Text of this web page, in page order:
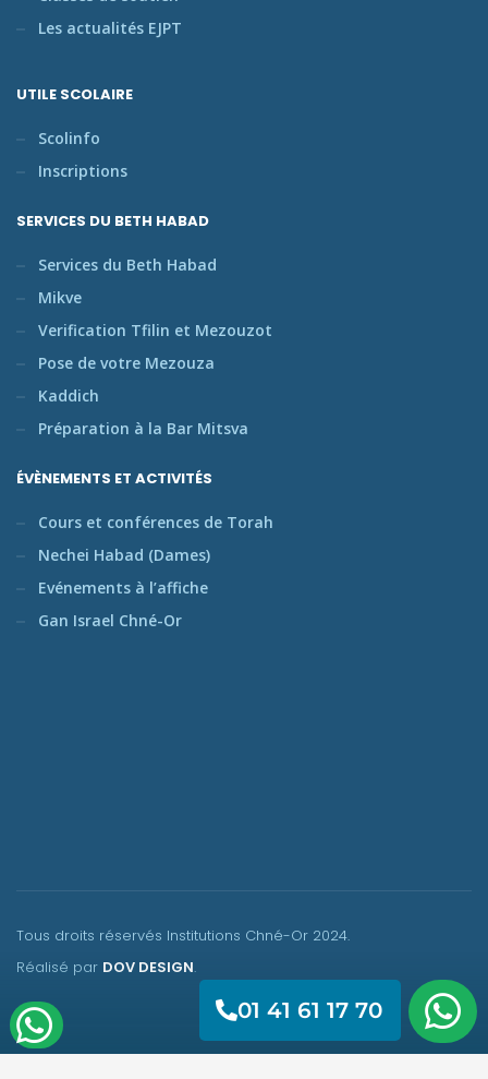
01 41 61 17 70​
Les actualités EJPT
UTILE SCOLAIRE
Scolinfo
Inscriptions
SERVICES DU BETH HABAD
Services du Beth Habad
Mikve
Verification Tfilin et Mezouzot
Pose de votre Mezouza
Kaddich
Préparation à la Bar Mitsva
ÉVÈNEMENTS ET ACTIVITÉS
Cours et conférences de Torah
Nechei Habad (Dames)
Evénements à l’affiche
Gan Israel Chné-Or
Tous droits réservés Institutions Chné-Or 2024.
Réalisé par DOV DESIGN.